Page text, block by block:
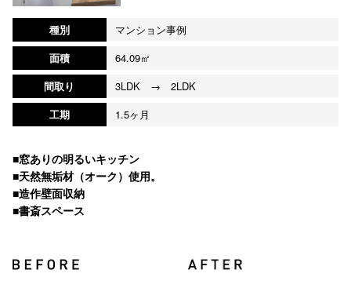
種別
マンション事例
面積
64.09㎡
間取り
3LDK → 2LDK
工期
1.5ヶ月
■窓ありの明るいキッチン
■天然無垢材（オーク）使用。
■造作壁面収納
■書斎スペース